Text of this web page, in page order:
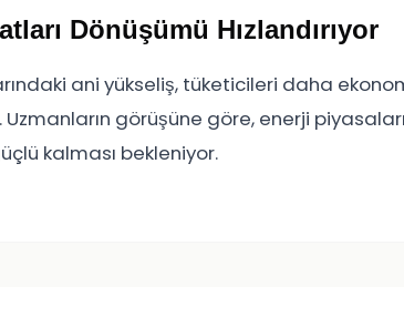
Dönüşümü Hızlandırıyor
ani yükseliş, tüketicileri daha
görüşüne göre, enerji
kalması bekleniyor.